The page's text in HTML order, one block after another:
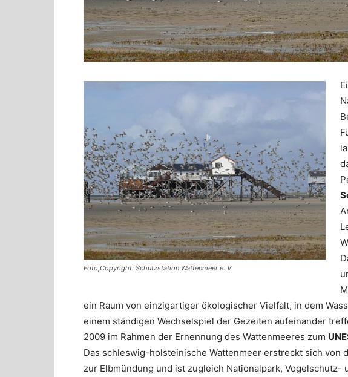
Foto,Copyright: Schutzstation Wattenmeer e. V
ein Raum von einzigartiger ökologischer Vielfalt, in dem
einem ständigen Wechselspiel der Gezeiten aufeinander
2009 im Rahmen der Ernennung des Wattenmeeres zum
Das schleswig-holsteinische Wattenmeer erstreckt sich von
zur Elbmündung und ist zugleich Nationalpark,